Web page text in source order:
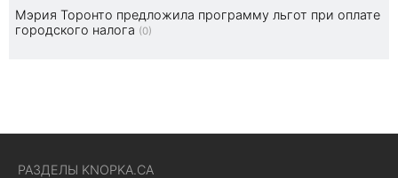
Мэрия Торонто предложила программу льгот при оплате
городского налога (0)
РАЗДЕЛЫ KNOPKA.CA